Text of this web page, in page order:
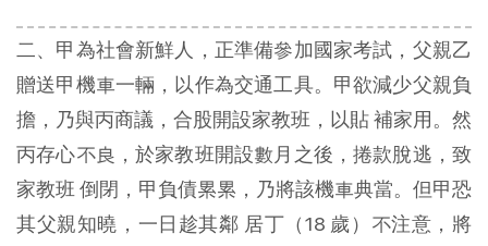
二、甲為社會新鮮人，正準備參加國家考試，父親乙
贈送甲機車一輛，以作為交通工具。甲欲減少父親負
擔，乃與丙商議，合股開設家教班，以貼 補家用。然
丙存心不良，於家教班開設數月之後，捲款脫逃，致
家教班 倒閉，甲負債累累，乃將該機車典當。但甲恐
其父親知曉，一日趁其鄰 居丁（18 歲）不注意，將